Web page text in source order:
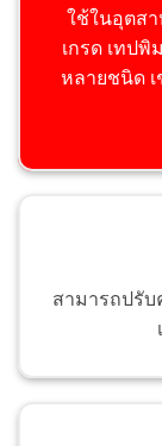
ใช้ในอุตสา
เกรด เทป
หลายชนิด เ
สามารถปรั